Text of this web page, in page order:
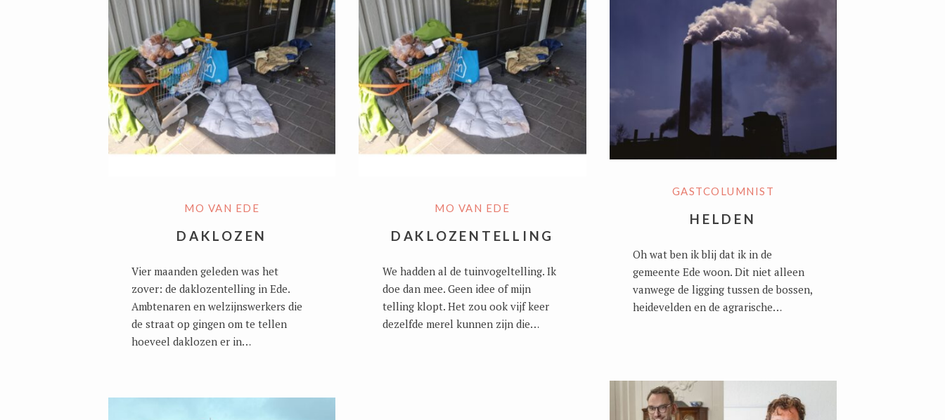
MO VAN EDE
DAKLOZEN
Vier maanden geleden was het
zover: de daklozentelling in Ede.
Ambtenaren en welzijnswerkers die
de straat op gingen om te tellen
hoeveel daklozen er in…
MO VAN EDE
DAKLOZENTELLING
We hadden al de tuinvogeltelling. Ik
doe dan mee. Geen idee of mijn
telling klopt. Het zou ook vijf keer
dezelfde merel kunnen zijn die…
GASTCOLUMNIST
HELDEN
Oh wat ben ik blij dat ik in de
gemeente Ede woon. Dit niet alleen
vanwege de ligging tussen de bossen,
heidevelden en de agrarische…